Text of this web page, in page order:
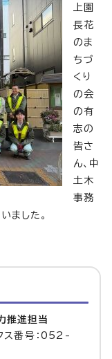
上園
長花
のま
ちづ
くり
の会
の有
志の
皆さ
ん、中
土木
事務
ました。
推進担当
番号：052-